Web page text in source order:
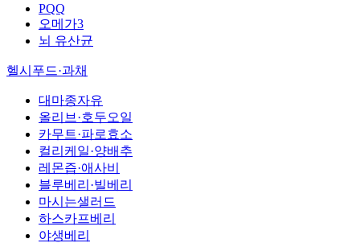
PQQ
오메가3
뇌 유산균
헬시푸드·과채
대마종자유
올리브·호두오일
카무트·파로효소
컬리케일·양배추
레몬즙·애사비
블루베리·빌베리
마시는샐러드
하스카프베리
야생베리